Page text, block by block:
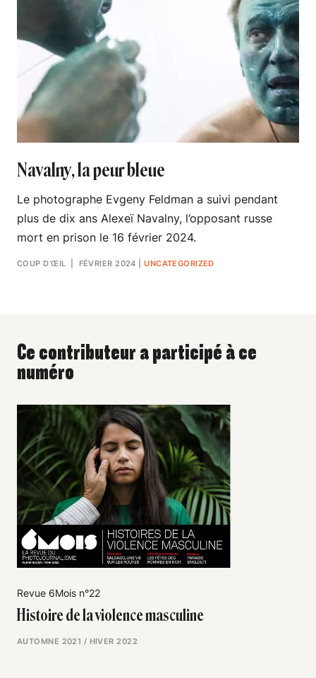
Navalny, la peur bleue
Le photographe Evgeny Feldman a suivi pendant
plus de dix ans Alexeï Navalny, l’opposant russe
mort en prison le 16 février 2024.
COUP D’ŒIL | FÉVRIER 2024 |UNCATEGORIZED
Ce contributeur a participé à ce
numéro
Revue 6Mois n°22
Histoire de la violence masculine
AUTOMNE 2021 / HIVER 2022